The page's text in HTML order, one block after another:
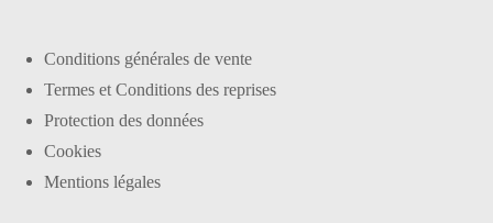
Conditions générales de vente
Termes et Conditions des reprises
Protection des données
Cookies
Mentions légales